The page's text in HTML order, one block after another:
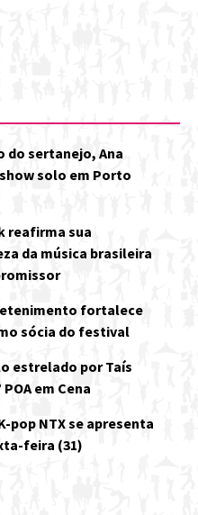
do sertanejo, Ana
solo em Porto
reafirma sua
da música brasileira
fortalece
sócia do festival
estrelado por Taís
em Cena
pop NTX se apresenta
feira (31)